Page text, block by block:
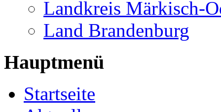
Landkreis Märkisch-
Land Brandenburg
Hauptmenü
Startseite